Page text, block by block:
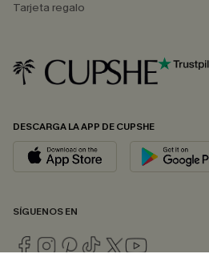
Tarjeta regalo
DESCARGA LA APP DE CUPSHE
SÍGUENOS EN